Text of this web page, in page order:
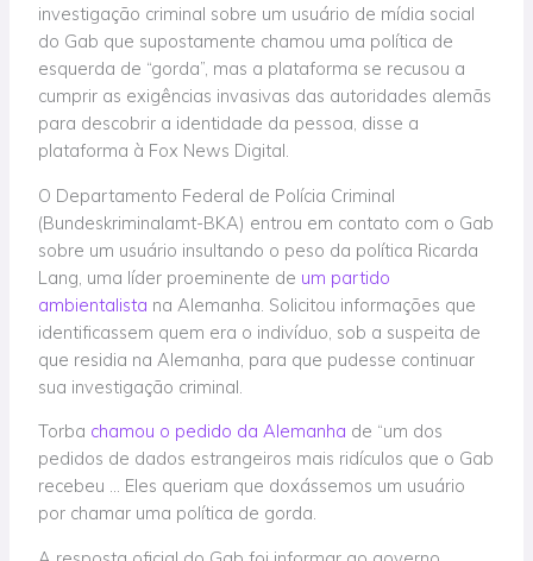
investigação criminal sobre um usuário de mídia social
do Gab que supostamente chamou uma política de
esquerda de “gorda”, mas a plataforma se recusou a
cumprir as exigências invasivas das autoridades alemãs
para descobrir a identidade da pessoa, disse a
plataforma à Fox News Digital.
O Departamento Federal de Polícia Criminal
(Bundeskriminalamt-BKA) entrou em contato com o Gab
sobre um usuário insultando o peso da política Ricarda
Lang, uma líder proeminente de um partido
ambientalista na Alemanha. Solicitou informações que
identificassem quem era o indivíduo, sob a suspeita de
que residia na Alemanha, para que pudesse continuar
sua investigação criminal.
Torba chamou o pedido da Alemanha de “um dos
pedidos de dados estrangeiros mais ridículos que o Gab
recebeu … Eles queriam que doxássemos um usuário
por chamar uma política de gorda.